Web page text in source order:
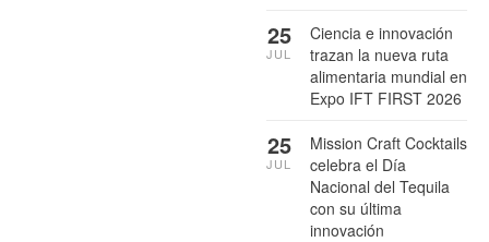
Ciencia e innovación
trazan la nueva ruta
alimentaria mundial en
Expo IFT FIRST 2026
25
JUL
Mission Craft Cocktails
celebra el Día
Nacional del Tequila
con su última
innovación
25
JUL